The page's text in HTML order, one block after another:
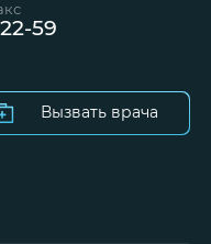
Вызвать врача
59